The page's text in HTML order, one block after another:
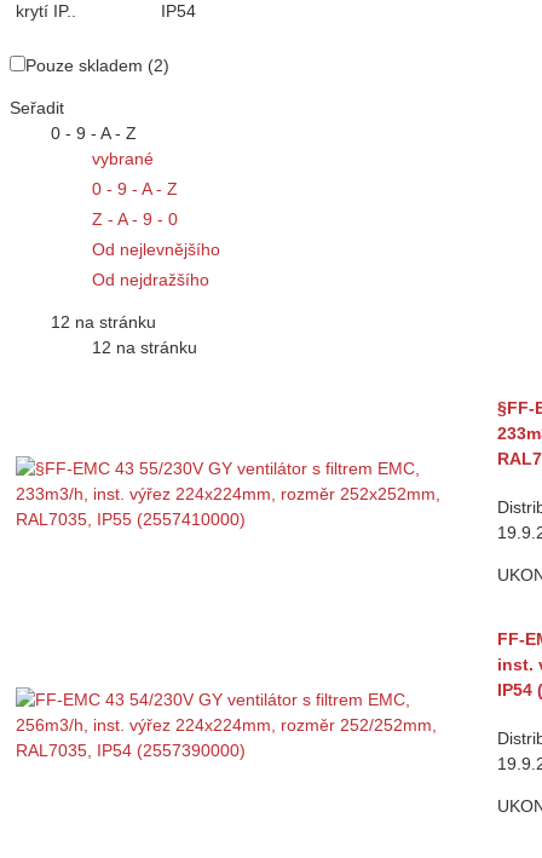
krytí IP..
IP54
Pouze skladem (2)
Seřadit
0 - 9 - A - Z
vybrané
0 - 9 - A - Z
Z - A - 9 - 0
Od nejlevnějšího
Od nejdražšího
12 na stránku
12 na stránku
§FF-
FF-
inst.
IP54